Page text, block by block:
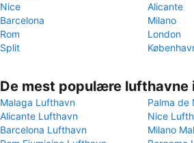
Nice
Alicante
Barcelona
Milano
Rom
London
Split
De mest populære lufthavne
Malaga Lufthavn
Palma de
Alicante Lufthavn
Nice
Barcelona Lufthavn
Milano